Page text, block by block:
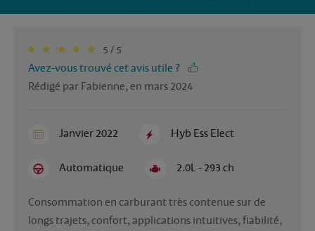
5 / 5
Avez-vous trouvé cet avis utile ?
Rédigé par Fabienne, en mars 2024
Janvier 2022 Hyb Ess Elect
Automatique 2.0L - 293 ch
Consommation en carburant très contenue sur de
longs trajets, confort, applications intuitives, fiabilité,